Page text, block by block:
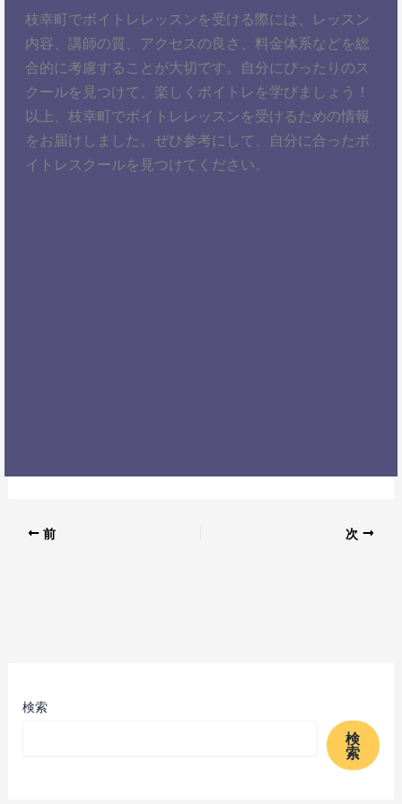
枝幸町でボイトレレッスンを受ける際には、レッスン
内容、講師の質、アクセスの良さ、料金体系などを総
合的に考慮することが大切です。自分にぴったりのス
クールを見つけて、楽しくボイトレを学びましょう！
以上、枝幸町でボイトレレッスンを受けるための情報
をお届けしました。ぜひ参考にして、自分に合ったボ
イトレスクールを見つけてください。
前 次
検索
検
索